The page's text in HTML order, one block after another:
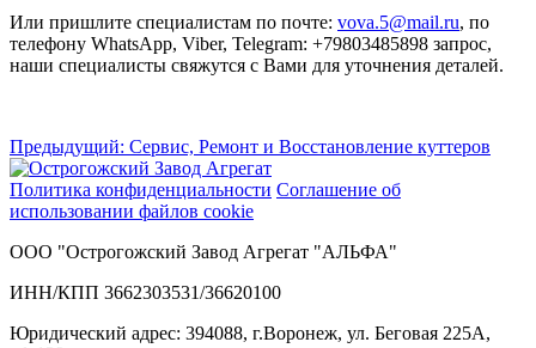
Или пришлите специалистам по почте: vova.5@mail.ru, по
телефону WhatsApp, Viber, Telegram: +79803485898 запрос,
наши специалисты свяжутся с Вами для уточнения деталей.
Навигация
по
записям
Предыдущий: Сервис, Ремонт и Восстановление куттеров
Политика конфиденциальности Соглашение об
использовании файлов cookie
ООО "Острогожский Завод Агрегат "АЛЬФА"
ИНН/КПП 3662303531/36620100
Юридический адрес: 394088, г.Воронеж, ул. Беговая 225А,